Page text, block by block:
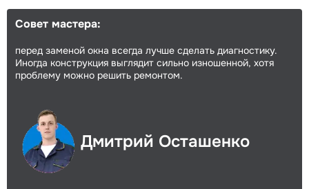
Совет мастера:
перед заменой окна всегда лучше сделать диагностику.
Иногда конструкция выглядит сильно изношенной, хотя
проблему можно решить ремонтом.
Дмитрий Осташенко